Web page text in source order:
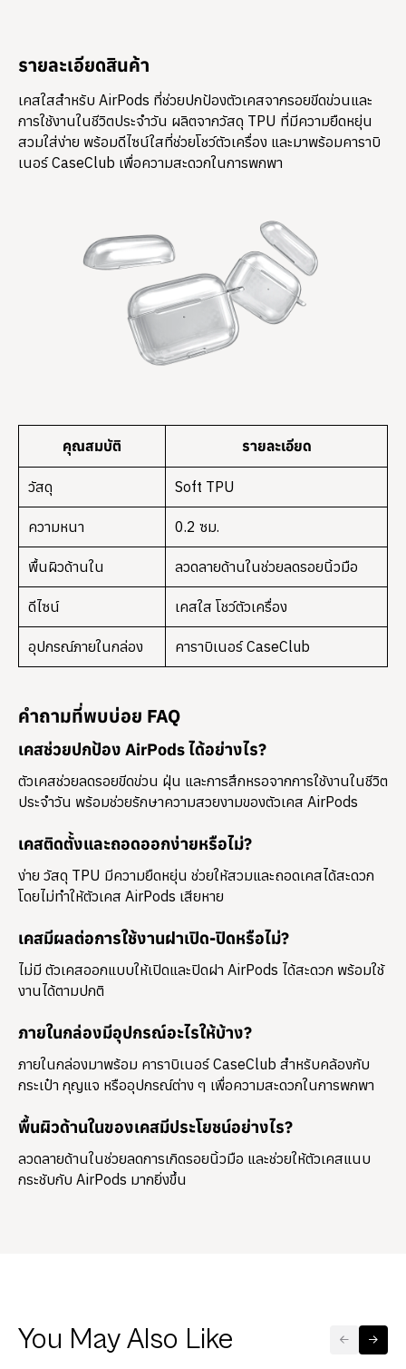
รายละเอียดสินค้า
เคสใสสำหรับ AirPods ที่ช่วยปกป้องตัวเคสจากรอยขีดข่วนและ
การใช้งานในชีวิตประจำวัน ผลิตจากวัสดุ TPU ที่มีความยืดหยุ่น
สวมใส่ง่าย พร้อมดีไซน์ใสที่ช่วยโชว์ตัวเครื่อง และมาพร้อมคาราบิ
เนอร์ CaseClub เพื่อความสะดวกในการพกพา
คุณสมบัติ รายละเอียด
วัสดุ Soft TPU
ความหนา 0.2 ซม.
พื้นผิวด้านใน ลวดลายด้านในช่วยลดรอยนิ้วมือ
ดีไซน์ เคสใส โชว์ตัวเครื่อง
อุปกรณ์ภายในกล่อง คาราบิเนอร์ CaseClub
คำถามที่พบบ่อย FAQ
เคสช่วยปกป้อง AirPods ได้อย่างไร?
ตัวเคสช่วยลดรอยขีดข่วน ฝุ่น และการสึกหรอจากการใช้งานในชีวิต
ประจำวัน พร้อมช่วยรักษาความสวยงามของตัวเคส AirPods
เคสติดตั้งและถอดออกง่ายหรือไม่?
ง่าย วัสดุ TPU มีความยืดหยุ่น ช่วยให้สวมและถอดเคสได้สะดวก
โดยไม่ทำให้ตัวเคส AirPods เสียหาย
เคสมีผลต่อการใช้งานฝาเปิด-ปิดหรือไม่?
ไม่มี ตัวเคสออกแบบให้เปิดและปิดฝา AirPods ได้สะดวก พร้อมใช้
งานได้ตามปกติ
ภายในกล่องมีอุปกรณ์อะไรให้บ้าง?
ภายในกล่องมาพร้อม คาราบิเนอร์ CaseClub สำหรับคล้องกับ
กระเป๋า กุญแจ หรืออุปกรณ์ต่าง ๆ เพื่อความสะดวกในการพกพา
พื้นผิวด้านในของเคสมีประโยชน์อย่างไร?
ลวดลายด้านในช่วยลดการเกิดรอยนิ้วมือ และช่วยให้ตัวเคสแนบ
กระชับกับ AirPods มากยิ่งขึ้น
You May Also Like